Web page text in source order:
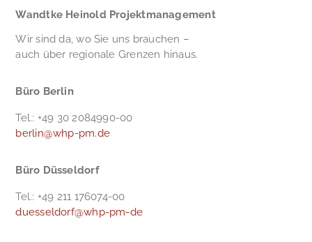
Wandtke Heinold Projektmanagement
Wir sind da, wo Sie uns brauchen –
auch über regionale Grenzen hinaus.
Büro Berlin
Tel.: +49 30 2084990-00
berlin@whp-pm.de
Büro Düsseldorf
Tel.: +49 211 176074-00
duesseldorf@whp-pm-de